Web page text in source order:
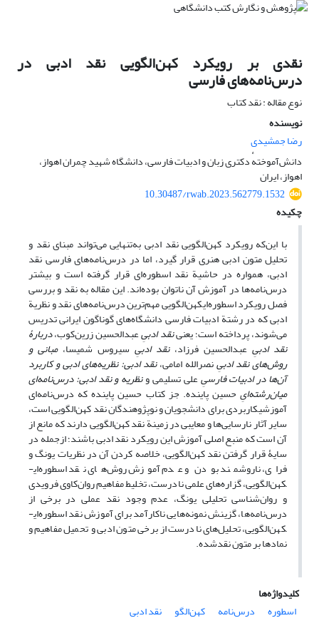
نقدی بر رویکرد کهن‌الگویی نقد ادبی در
درس‌نامه‌های فارسی
نوع مقاله : نقد کتاب
نویسنده
رضا جمشیدی
دانش‌آموختهٔ دکتری زبان و ادبیات فارسی، دانشگاه شهید چمران اهواز،
اهواز، ایران
10.30487/rwab.2023.562779.1532
چکیده
با این‌که رویکرد کهن‌الگویی نقد ادبی به‌تنهایی می‌تواند مبنای نقد و
تحلیل متون ادبی­ هنری قرار گیرد، اما در درس‌نامه‌های فارسی نقد
ادبی، همواره در حاشیة نقد اسطوره‌ای قرار گرفته است و بیشتر
درس‌نامه‌ها در آموزش آن ناتوان بوده‌اند. این مقاله به نقد و بررسی
فصل رویکرد اسطوره‌ای­کهن‌الگویی مهم‌ترین درس‌نامه‌های نقد و نظریة
ادبی که در رشتة ادبیات فارسی دانشگاه‌های گوناگون ایرانی تدریس
می‌شوند، پرداخته است؛ یعنینقد ادبیِعبدالحسین زرین‌کوب،دربارۀ
نقد ادبیِ عبدالحسین فرزاد،نقد ادبیِ سیروس شمیسا،مبانی و
روش‌های نقد ادبیِنصرالله امامی،نقد ادبی: نظریه‌های ادبی و کاربرد
آن‌ها در ادبیات فارسیِعلی تسلیمی ونظریه و نقد ادبی: درس‌نامه‌ای
میان‌رشته‌ایِ حسین پاینده. جز کتاب حسین پاینده که درس‌نامه‌ای
آموزشی­کاربردی برای دانشجویان و نوپژوهندگان نقد کهن‌الگویی است،
سایر آثار نارسایی‌ها و معایبی در زمینة نقد کهن‌الگویی دارند که مانع از
آن است که منبع اصلی آموزش این رویکرد نقد ادبی باشند؛ ازجمله در
سایۀ قرار گرفتن نقد کهن‌الگویی، خلاصه‌ کردن آن در نظریات یونگ و
فرای، ناروشمند بودن و عدم آموزش روش‌های نقد اسطوره‌ای­
کهن‌الگویی، گزاره‌های علمی نادرست، تخلیط مفاهیم روان‌‌کاوی فرویدی
و روان‌شناسی تحلیلی یونگ، عدم وجود نقد عملی در برخی از
درس‌نامه‌ها، گزینش نمونه‌هایی ناکارآمد برای آموزش نقد اسطوره‌ای­
کهن‌الگویی، تحلیل‌های نادرست از برخی متون ادبی و تحمیل مفاهیم و
نمادها بر متون نقدشده.
کلیدواژه‌ها
اسطوره
درس‌نامه کهن‌الگو
نقد ادبی